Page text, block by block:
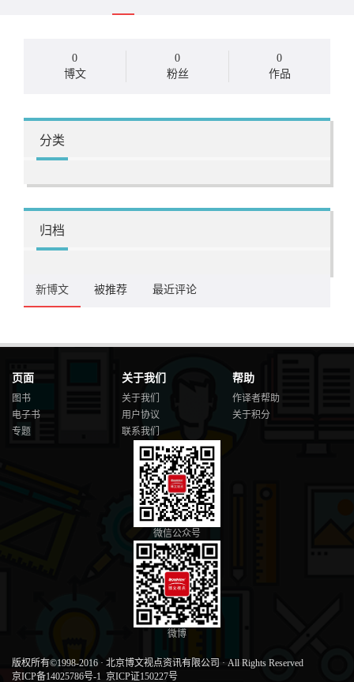
0
博文
0
粉丝
0
作品
分类
归档
新博文 被推荐 最近评论
页面
图书
电子书
专题
关于我们
关于我们
用户协议
联系我们
帮助
作译者帮助
关于积分
微信公众号
微博
版权所有©1998-2016 · 北京博文视点资讯有限公司 · All Rights Reserved
京ICP备14025786号-1 京ICP证150227号